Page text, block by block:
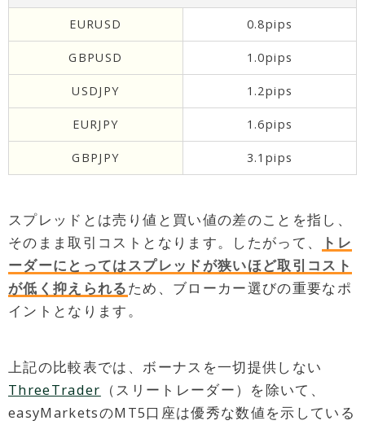
EURUSD 0.8pips
GBPUSD 1.0pips
USDJPY 1.2pips
EURJPY 1.6pips
GBPJPY 3.1pips
スプレッドとは売り値と買い値の差のことを指し、
そのまま取引コストとなります。したがって、
トレ
ーダーにとってはスプレッドが狭いほど取引コスト
が低く抑えられるため、ブローカー選びの重要なポ
イントとなります。
上記の比較表では、ボーナスを一切提供しない
ThreeTrader （スリートレーダー）を除いて、
easyMarketsのMT5口座は優秀な数値を示している